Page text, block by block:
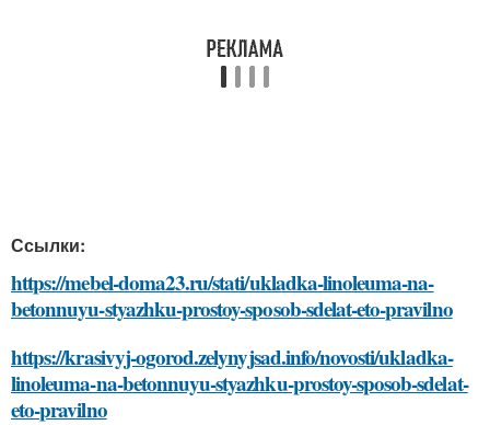
Ссылки:
https://mebel-doma23.ru/stati/ukladka-linoleuma-na-
betonnuyu-styazhku-prostoy-sposob-sdelat-eto-pravilno
https://krasivyj-ogorod.zelynyjsad.info/novosti/ukladka-
linoleuma-na-betonnuyu-styazhku-prostoy-sposob-sdelat-
eto-pravilno